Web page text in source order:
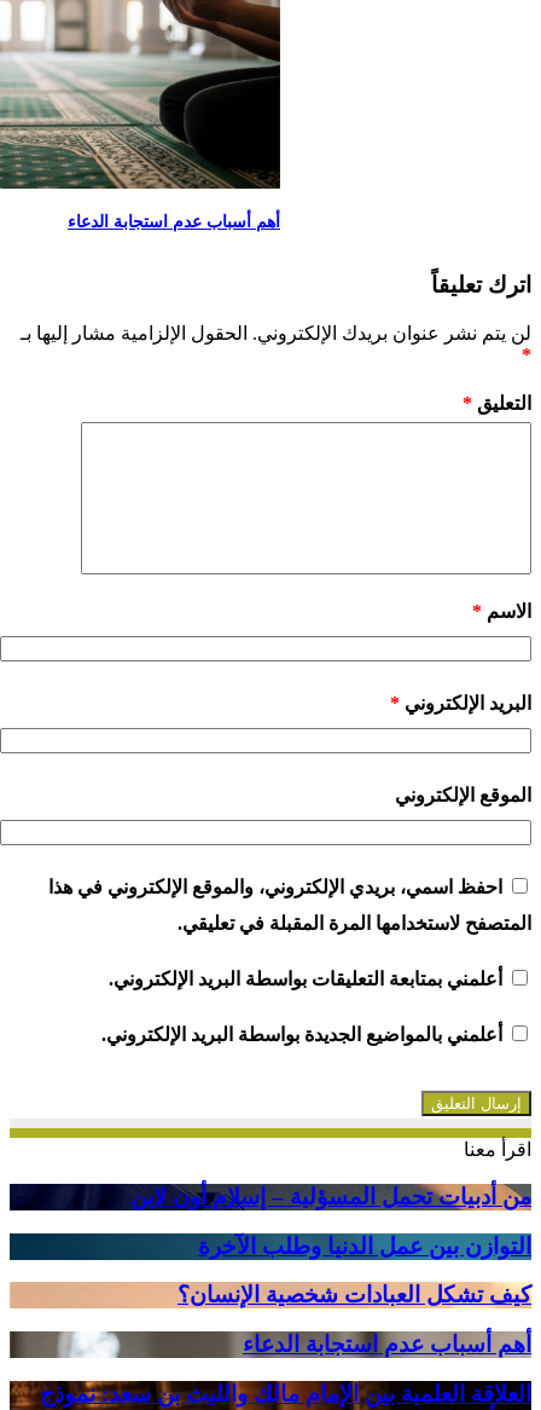
أهم أسباب عدم استجابة الدعاء
اترك تعليقاً
لن يتم نشر عنوان بريدك الإلكتروني. الحقول الإلزامية مشار إليها بـ
*
التعليق *
الاسم *
البريد الإلكتروني *
الموقع الإلكتروني
احفظ اسمي، بريدي الإلكتروني، والموقع الإلكتروني في هذا
المتصفح لاستخدامها المرة المقبلة في تعليقي.
أعلمني بمتابعة التعليقات بواسطة البريد الإلكتروني.
أعلمني بالمواضيع الجديدة بواسطة البريد الإلكتروني.
اقرأ معنا
من
أدبيات
تحمل
المسؤلية
–
إسلام
أون
لاين
من أدبيات تحمل المسؤلية – إسلام أون لاين
التوازن
بين
عمل
الدنيا
وطلب
الآخرة
التوازن بين عمل الدنيا وطلب الآخرة
كيف
تشكل
العبادات
شخصية
الإنسان؟
كيف تشكل العبادات شخصية الإنسان؟
أهم
أسباب
عدم
أهم أسباب عدم استجابة الدعاء
العلاقة
العلاقة العلمية بين الإمام مالك والليث بن سعد: نموذج